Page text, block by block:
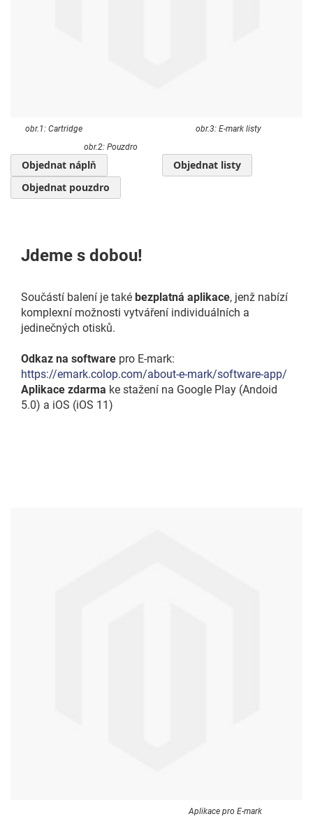
obr.1: Cartridge obr.3: E-mark listy
obr.2: Pouzdro
Objednat náplň
Objednat listy
Objednat pouzdro
Jdeme s dobou!
Součástí balení je také bezplatná aplikace, jenž nabízí
komplexní možnosti vytváření individuálních a
jedinečných otisků.
Odkaz na software pro E-mark:
https://emark.colop.com/about-e-mark/software-app/
Aplikace zdarma ke stažení na Google Play (Andoid
5.0) a iOS (iOS 11)
Aplikace pro E-mark